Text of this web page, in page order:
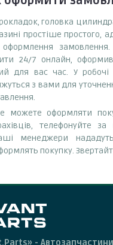
головка
простіше простого,
оформлення
24/7 онлайн,
для вас час. У
з вами для
оформляти
телефонуйте
менеджери
покупку.
- Автозапчастини